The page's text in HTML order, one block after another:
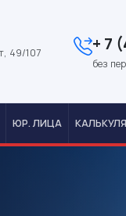
49/107
+ 7
без
ЮР. ЛИЦА